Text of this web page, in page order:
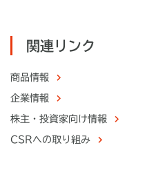
関連リンク
商品情報
企業情報
株主・ 投資家向け情報
CSRへの取り組み